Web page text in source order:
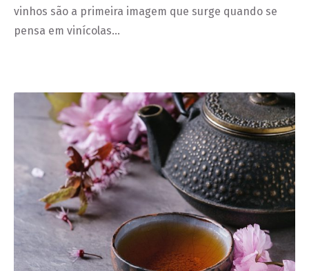
vinhos são a primeira imagem que surge quando se
pensa em vinícolas…